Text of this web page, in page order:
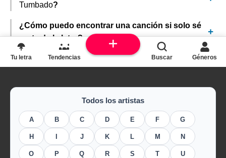
Tumbado?
¿Cómo puedo encontrar una canción si solo sé
parte de la letra?
Todos los artistas
A B C D E F G
H J K L M N
O P Q R S T U
Tu letra Tendencias Buscar Géneros